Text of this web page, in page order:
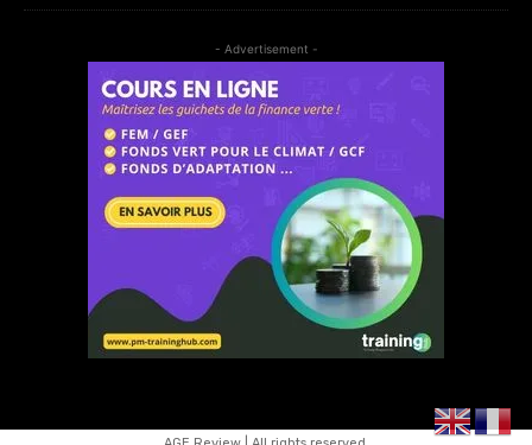
- Advertisement -